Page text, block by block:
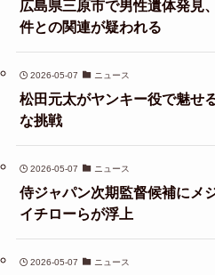
広島県三原市で男性遺体発見
件との関連が疑われる
2026-05-07 ニュース
松田元太がヤンキー役で魅せ
な挑戦
2026-05-07 ニュース
侍ジャパン次期監督候補にメ
イチローらが浮上
2026-05-07 ニュース